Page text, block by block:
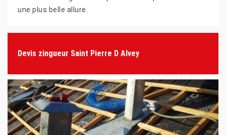
une plus belle allure.
Devis zingueur Saint Pierre D Alvey